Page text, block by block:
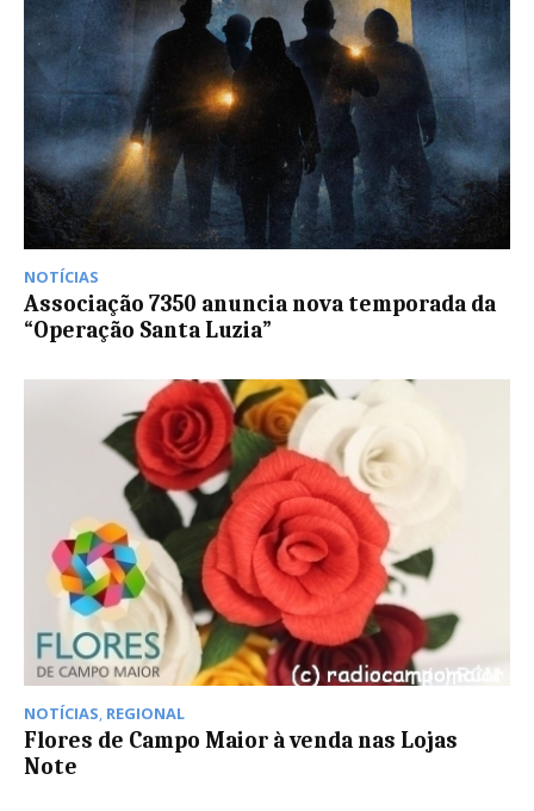
NOTÍCIAS
Associação 7350 anuncia nova temporada da
“Operação Santa Luzia”
NOTÍCIAS, REGIONAL
Flores de Campo Maior à venda nas Lojas
Note